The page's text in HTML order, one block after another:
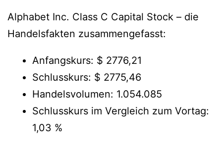
Alphabet Inc. Class C Capital Stock – die
Handelsfakten zusammengefasst:
Anfangskurs: $ 2776,21
Schlusskurs: $ 2775,46
Handelsvolumen: 1.054.085
Schlusskurs im Vergleich zum Vortag:
1,03 %